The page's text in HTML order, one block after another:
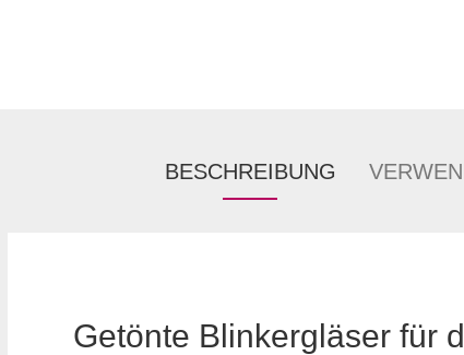
BESCHREIBUNG
Getönte Blinkergläser für